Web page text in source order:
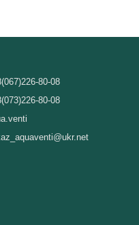
80-08
80-08